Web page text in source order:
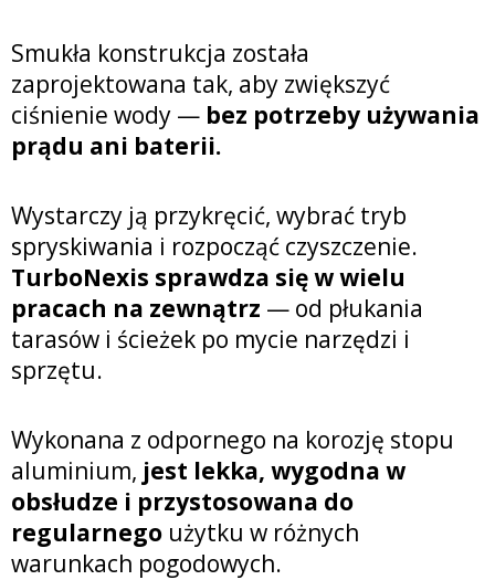
Smukła konstrukcja została
zaprojektowana tak, aby zwiększyć
ciśnienie wody — bez potrzeby używania
prądu ani baterii.
Wystarczy ją przykręcić, wybrać tryb
spryskiwania i rozpocząć czyszczenie.
TurboNexis sprawdza się w wielu
pracach na zewnątrz — od płukania
tarasów i ścieżek po mycie narzędzi i
sprzętu.
Wykonana z odpornego na korozję stopu
aluminium, jest lekka, wygodna w
obsłudze i przystosowana do
regularnego użytku w różnych
warunkach pogodowych.